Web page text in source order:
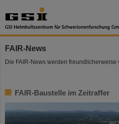
FAIR-News
Die FAIR-News werden freundlicherweise
FAIR-Baustelle im Zeitraffer